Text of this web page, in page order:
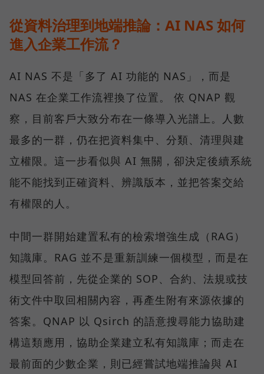
從資料治理到地端推論：AI NAS 如何
進入企業工作流？
AI NAS 不是「多了 AI 功能的 NAS」，而是
NAS 在企業工作流裡換了位置。 依 QNAP 觀
察，目前客戶大致分布在一條導入光譜上。人數
最多的一群，仍在把資料集中、分類、清理與建
立權限。這一步看似與 AI 無關，卻決定後續系統
能不能找到正確資料、辨識版本，並把答案交給
有權限的人。
中間一群開始建置私有的檢索增強生成（RAG）
知識庫。RAG 並不是重新訓練一個模型，而是在
模型回答前，先從企業的 SOP、合約、法規或技
術文件中取回相關內容，再產生附有來源依據的
答案。QNAP 以 Qsirch 的語意搜尋能力協助建
構這類應用，協助企業建立私有知識庫；而走在
最前面的少數企業，則已經嘗試地端推論與 AI